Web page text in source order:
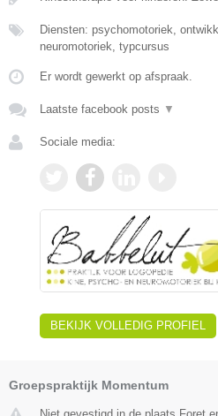
Diensten: psychomotoriek,
neuromotoriek, typcursus
Er wordt gewerkt op afspraak.
Laatste facebook posts ▼
Sociale media:
BEKIJK VOLLEDIG PROFIEL
Groepspraktijk Momentum